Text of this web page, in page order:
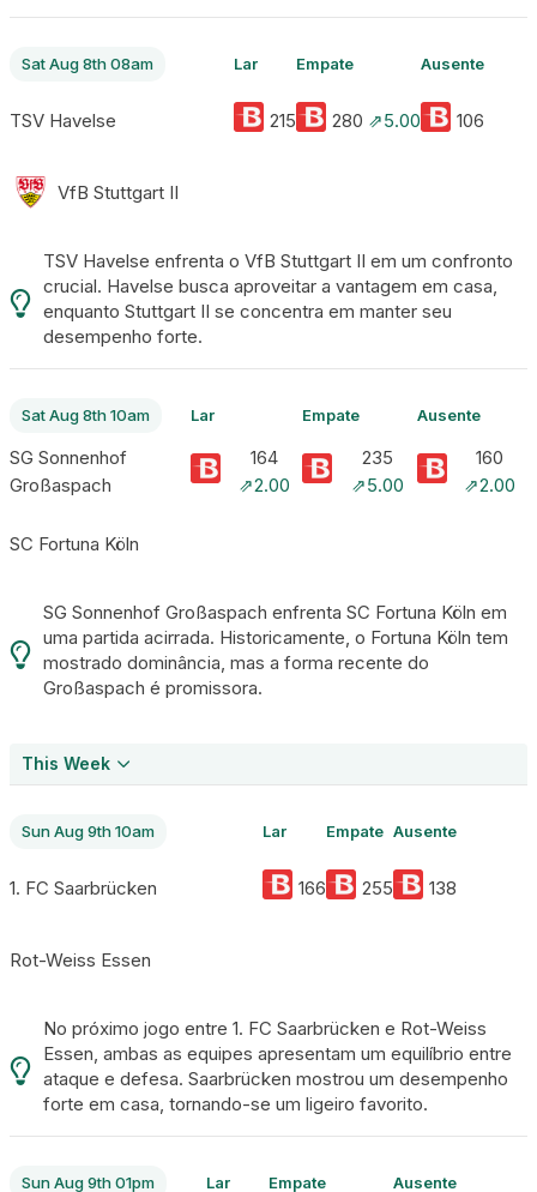
Sat Aug 8th 08am
TSV Havelse
VfB Stuttgart II
Lar
215
Empate
280 ⇗5.00
Ausente
106
TSV Havelse enfrenta o VfB Stuttgart II em um confronto
crucial. Havelse busca aproveitar a vantagem em casa,
enquanto Stuttgart II se concentra em manter seu
desempenho forte.
Sat Aug 8th 10am
SG Sonnenhof
Großaspach
SC Fortuna Köln
Lar
164
⇗2.00
Empate
235
⇗5.00
Ausente
160
⇗2.00
SG Sonnenhof Großaspach enfrenta SC Fortuna Köln em
uma partida acirrada. Historicamente, o Fortuna Köln tem
mostrado dominância, mas a forma recente do
Großaspach é promissora.
This Week
Sun Aug 9th 10am
1. FC Saarbrücken
Rot-Weiss Essen
Lar
166
Empate
255
Ausente
138
No próximo jogo entre 1. FC Saarbrücken e Rot-Weiss
Essen, ambas as equipes apresentam um equilíbrio entre
ataque e defesa. Saarbrücken mostrou um desempenho
forte em casa, tornando-se um ligeiro favorito.
Sun Aug 9th 01pm Lar Empate Ausente